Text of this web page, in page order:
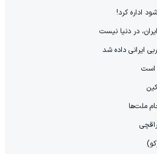
اداره کرد!
در دنیا نیست
ایرانی داده شد
است
ملت‌ها